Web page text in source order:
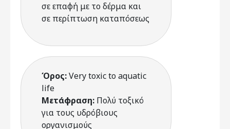
σε επαφή με το δέρμα και
σε περίπτωση καταπόσεως
Όρος:Very toxic to aquatic
life
Μετάφραση: Πολύ τοξικό
για τους υδρόβιους
οργανισμούς